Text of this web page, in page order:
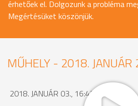
érhetőek el. Dolgozunk a probléma
Megértésüket köszönjük.
MŰHELY - 2018. JANUÁR
2018. JANUÁR 03., 16:43